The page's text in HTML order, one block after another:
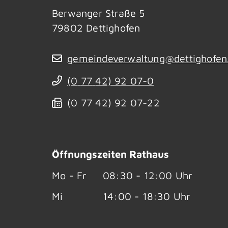
Berwanger Straße 5
79802 Dettighofen
(0 77 42) 92 07-0
(0 77 42) 92 07-22
Öffnungszeiten Rathaus
Mo - Fr
08:30 - 12:00 Uhr
Mi
14:00 - 18:30 Uhr